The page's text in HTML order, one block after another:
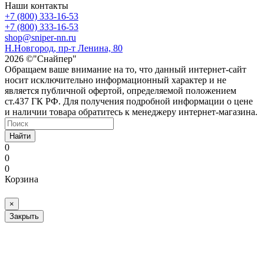
Наши контакты
+7 (800) 333-16-53
+7 (800) 333-16-53
shop@sniper-nn.ru
Н.Новгород, пр-т Ленина, 80
2026 ©"Снайпер"
Обращаем ваше внимание на то, что данный интернет-сайт
носит исключительно информационный характер и не
является публичной офертой, определяемой положением
ст.437 ГК РФ. Для получения подробной информации о цене
и наличии товара обратитесь к менеджеру интернет-магазина.
Найти
0
0
0
Корзина
×
Закрыть